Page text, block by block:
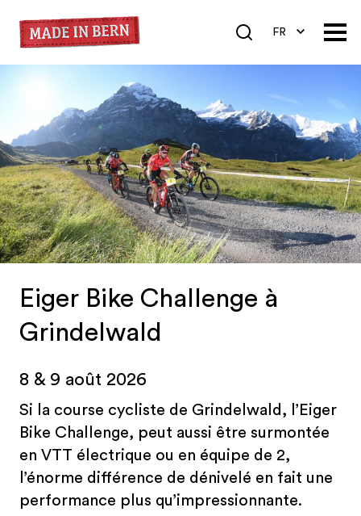
FR
Eiger Bike Challenge à
Grindelwald
8 & 9 août 2026
Si la course cycliste de Grindelwald, l’Eiger
Bike Challenge, peut aussi être surmontée
en VTT électrique ou en équipe de 2,
l’énorme différence de dénivelé en fait une
performance plus qu’impressionnante.